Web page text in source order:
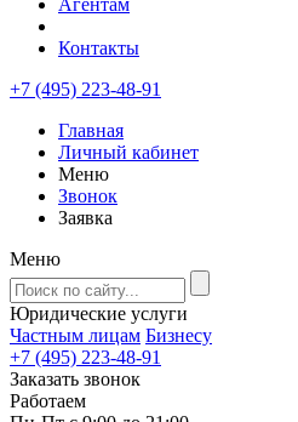
Агентам
Контакты
+7 (495) 223-48-91
Главная
Личный кабинет
Меню
Звонок
Заявка
Меню
Юридические услуги
Частным лицам Бизнесу
+7 (495) 223-48-91
Заказать звонок
Работаем